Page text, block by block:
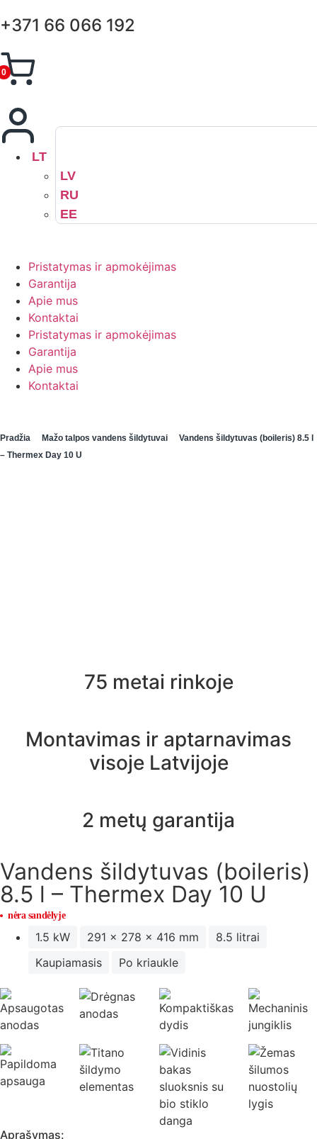
+371 66 066 192
0
LT
LV
RU
EE
Pristatymas ir apmokėjimas
Garantija
Apie mus
Kontaktai
Pristatymas ir apmokėjimas
Garantija
Apie mus
Kontaktai
Pradžia Mažo talpos vandens šildytuvai
Vandens šildytuvas (boileris) 8.5 l
– Thermex Day 10 U
75 metai rinkoje
Montavimas ir aptarnavimas
visoje Latvijoje
2 metų garantija
Vandens šildytuvas (boileris)
8.5 l – Thermex Day 10 U
nėra sandėlyje
1.5 kW 291 x 278 x 416 mm
8.5 litrai
Kaupiamasis
Po kriaukle
Aprašymas: